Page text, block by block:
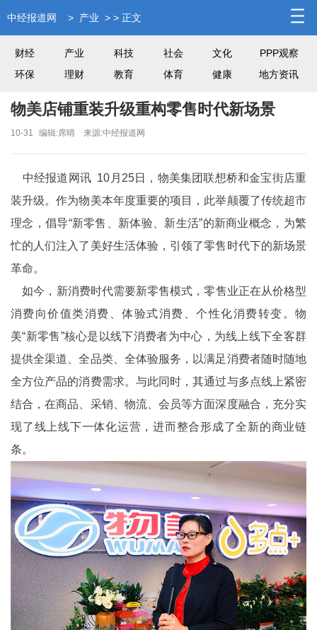
中经报道网 > 产业 > > 正文
财经 产业 科技 社会 文化
PPP观察
环保
理财 教育 体育 健康 地方资讯
物美店铺重装升级重构零售时代新场景
10-31 编辑:席晴 来源:中经报道网
中经报道网讯 10月25日，物美集团联想桥和金宝街店重
装升级。作为物美本年度重要的项目，此举颠覆了传统超市
理念，倡导“新零售、新体验、新生活”的新商业概念，为繁
忙的人们注入了美好生活体验，引领了零售时代下的新场景
革命。
如今，新消费时代需要新零售模式，零售业正在从价格型
消费向价值类消费、体验式消费、个性化消费转变。物
美“新零售”核心是以线下消费者为中心，为线上线下全客群
提供全渠道、全品类、全体验服务，以满足消费者随时随地
全方位产品的消费需求。与此同时，其通过与多点线上紧密
结合，在商品、采销、物流、会员等方面深度融合，充分实
现了线上线下一体化运营，进而整合形成了全新的商业链
条。